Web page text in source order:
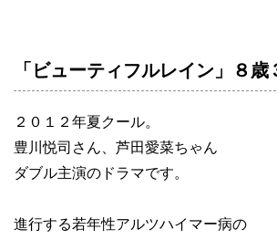
「ビューティフルレイン」８歳
２０１２年夏クール。
豊川悦司さん、芦田愛菜ちゃん
ダブル主演のドラマです。
進行する若年性アルツハイマー病の